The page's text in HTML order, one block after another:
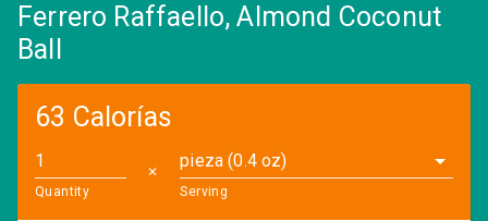
Ferrero Raffaello, Almond Coconut
Ball
63 Calorías
Quantity
✕
pieza (0.4 oz)
Serving